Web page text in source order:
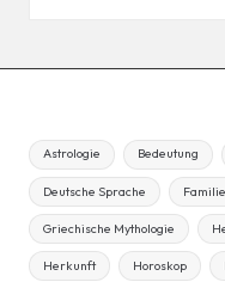
Astrologie Bedeutung
Deutsche Sprache
Griechische Mythologie
Herkunft Horoskop